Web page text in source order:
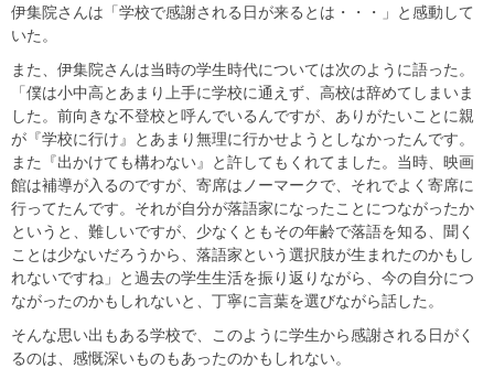
伊集院さんは「学校で感謝される日が来るとは・・・」と感動して
いた。
また、伊集院さんは当時の学生時代については次のように語った。
「僕は小中高とあまり上手に学校に通えず、高校は辞めてしまいま
した。前向きな不登校と呼んでいるんですが、ありがたいことに親
が『学校に行け』とあまり無理に行かせようとしなかったんです。
また『出かけても構わない』と許してもくれてました。当時、映画
館は補導が入るのですが、寄席はノーマークで、それでよく寄席に
行ってたんです。それが自分が落語家になったことにつながったか
というと、難しいですが、少なくともその年齢で落語を知る、聞く
ことは少ないだろうから、落語家という選択肢が生まれたのかもし
れないですね」と過去の学生生活を振り返りながら、今の自分につ
ながったのかもしれないと、丁寧に言葉を選びながら話した。
そんな思い出もある学校で、このように学生から感謝される日がく
るのは、感慨深いものもあったのかもしれない。